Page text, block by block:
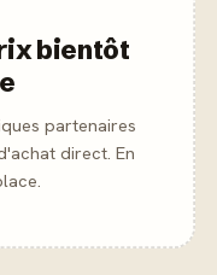
bientôt
partenaires
direct. En